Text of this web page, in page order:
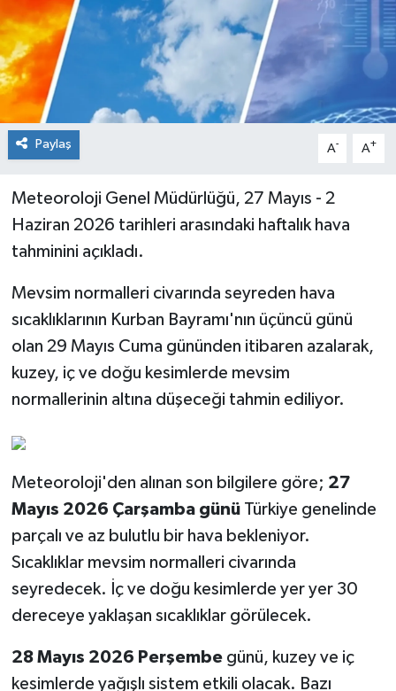
Paylaş A- A+
Meteoroloji Genel Müdürlüğü, 27 Mayıs - 2
Haziran 2026 tarihleri arasındaki haftalık hava
tahminini açıkladı.
Mevsim normalleri civarında seyreden hava
sıcaklıklarının Kurban Bayramı'nın üçüncü günü
olan 29 Mayıs Cuma gününden itibaren azalarak,
kuzey, iç ve doğu kesimlerde mevsim
normallerinin altına düşeceği tahmin ediliyor.
Meteoroloji'den alınan son bilgilere göre; 27
Mayıs 2026 Çarşamba günü Türkiye genelinde
parçalı ve az bulutlu bir hava bekleniyor.
Sıcaklıklar mevsim normalleri civarında
seyredecek. İç ve doğu kesimlerde yer yer 30
dereceye yaklaşan sıcaklıklar görülecek.
28 Mayıs 2026 Perşembe günü, kuzey ve iç
kesimlerde yağışlı sistem etkili olacak. Bazı